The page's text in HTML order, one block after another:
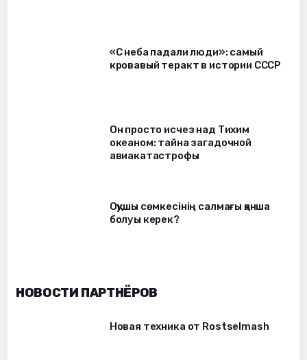
«С неба падали люди»: самый
кровавый теракт в истории СССР
Он просто исчез над Тихим
океаном: тайна загадочной
авиакатастрофы
Оқушы сөмкесінің салмағы қанша
болуы керек?
НОВОСТИ ПАРТНЁРОВ
Новая техника от Rostselmash